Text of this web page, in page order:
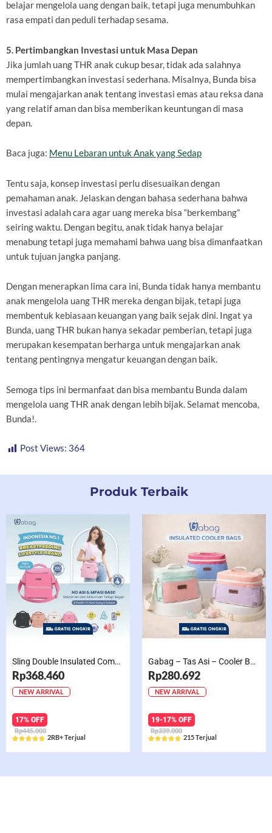
belajar mengelola uang dengan baik, tetapi juga menumbuhkan
rasa empati dan peduli terhadap sesama.
5. Pertimbangkan Investasi untuk Masa Depan
Jika jumlah uang THR anak cukup besar, tidak ada salahnya
mempertimbangkan investasi sederhana. Misalnya, Bunda bisa
mulai mengajarkan anak tentang investasi emas atau reksa dana
yang relatif aman dan bisa memberikan keuntungan di masa
depan.
Baca juga: Menu Lebaran untuk Anak yang Sedap
Tentu saja, konsep investasi perlu disesuaikan dengan
pemahaman anak. Jelaskan dengan bahasa sederhana bahwa
investasi adalah cara agar uang mereka bisa “berkembang”
seiring waktu. Dengan begitu, anak tidak hanya belajar
menabung tetapi juga memahami bahwa uang bisa dimanfaatkan
untuk tujuan jangka panjang.
Dengan menerapkan lima cara ini, Bunda tidak hanya membantu
anak mengelola uang THR mereka dengan bijak, tetapi juga
membentuk kebiasaan keuangan yang baik sejak dini. Ingat ya
Bunda, uang THR bukan hanya sekadar pemberian, tetapi juga
merupakan kesempatan berharga untuk mengajarkan anak
tentang pentingnya mengatur keuangan dengan baik.
Semoga tips ini bermanfaat dan bisa membantu Bunda dalam
mengelola uang THR anak dengan lebih bijak. Selamat mencoba,
Bunda!.
Post Views: 364
Produk Terbaik
Sling Double Insulated Compartment Cappucino Black, Creamy, Salem, Chocolate
Rp368.460
NEW ARRIVAL
17% OFF
Rp445.000
Rated
2RB+ Terjual
Gabag – Tas Asi – Cooler Bag Sling Single Compartment Mint Grape Bubble
Rp280.692
NEW ARRIVAL
19-17% OFF
Rp339.000
Rated
215 Terjual